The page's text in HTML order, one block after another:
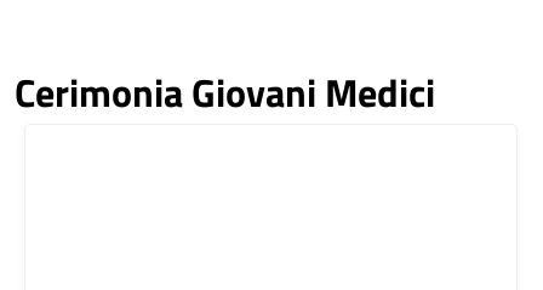
Cerimonia Giovani Medici